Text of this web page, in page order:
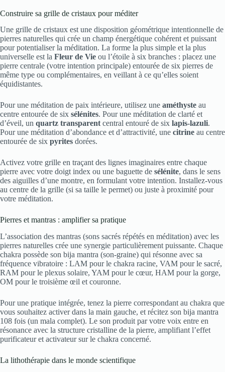
Construire sa grille de cristaux pour méditer
Une grille de cristaux est une disposition géométrique intentionnelle de
pierres naturelles qui crée un champ énergétique cohérent et puissant
pour potentialiser la méditation. La forme la plus simple et la plus
universelle est la Fleur de Vie ou l’étoile à six branches : placez une
pierre centrale (votre intention principale) entourée de six pierres de
même type ou complémentaires, en veillant à ce qu’elles soient
équidistantes.
Pour une méditation de paix intérieure, utilisez une améthyste au
centre entourée de six sélénites. Pour une méditation de clarté et
d’éveil, un quartz transparentcentral entouré de six lapis-lazuli.
Pour une méditation d’abondance et d’attractivité, une citrine au centre
entourée de six pyrites dorées.
Activez votre grille en traçant des lignes imaginaires entre chaque
pierre avec votre doigt index ou une baguette de sélénite, dans le sens
des aiguilles d’une montre, en formulant votre intention. Installez-vous
au centre de la grille (si sa taille le permet) ou juste à proximité pour
votre méditation.
Pierres et mantras : amplifier sa pratique
L’association des mantras (sons sacrés répétés en méditation) avec les
pierres naturelles crée une synergie particulièrement puissante. Chaque
chakra possède son bija mantra (son-graine) qui résonne avec sa
fréquence vibratoire : LAM pour le chakra racine, VAM pour le sacré,
RAM pour le plexus solaire, YAM pour le cœur, HAM pour la gorge,
OM pour le troisième œil et couronne.
Pour une pratique intégrée, tenez la pierre correspondant au chakra que
vous souhaitez activer dans la main gauche, et récitez son bija mantra
108 fois (un mala complet). Le son produit par votre voix entre en
résonance avec la structure cristalline de la pierre, amplifiant l’effet
purificateur et activateur sur le chakra concerné.
La lithothérapie dans le monde scientifique